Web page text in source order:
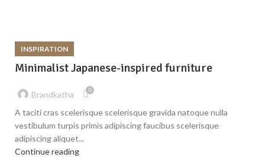
INSPIRATION
Minimalist Japanese-inspired furniture
Brandkatha 0
A taciti cras scelerisque scelerisque gravida natoque nulla
vestibulum turpis primis adipiscing faucibus scelerisque
adipiscing aliquet...
Continue reading